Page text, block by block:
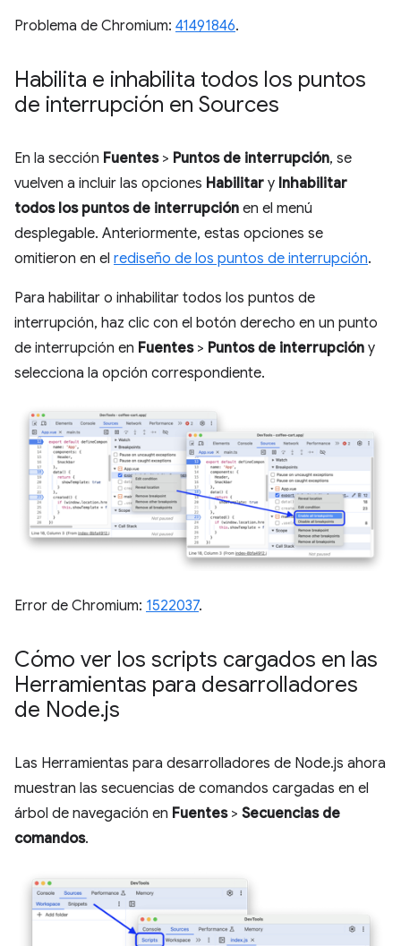
Problema de Chromium: 41491846.
Habilita e inhabilita todos los puntos
de interrupción en Sources
En la sección Fuentes> Puntos de interrupción, se
vuelven a incluir las opciones Habilitar y Inhabilitar
todos los puntos de interrupción en el menú
desplegable. Anteriormente, estas opciones se
omitieron en el rediseño de los puntos de interrupción.
Para habilitar o inhabilitar todos los puntos de
interrupción, haz clic con el botón derecho en un punto
de interrupción en Fuentes> Puntos de interrupción y
selecciona la opción correspondiente.
Error de Chromium: 1522037.
Cómo ver los scripts cargados en las
Herramientas para desarrolladores
de Node.js
Las Herramientas para desarrolladores de Node.js ahora
muestran las secuencias de comandos cargadas en el
árbol de navegación en Fuentes> Secuencias de
comandos.